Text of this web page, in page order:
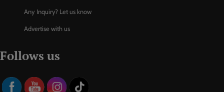
Any Inquiry? Let us know
Advertise with us
Follows us